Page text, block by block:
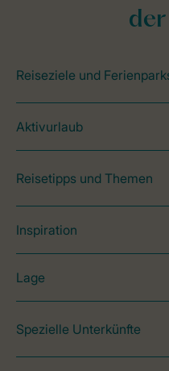
Reiseziele und
Aktivurlaub
Reisetipps und Themen
Inspiration
Lage
Spezielle Unterkünfte